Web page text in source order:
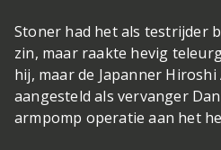
Stoner had het als testrijder
zin, maar raakte hevig
hij, maar de Japanner Hiroshi
aangesteld als vervanger
armpomp operatie aan het